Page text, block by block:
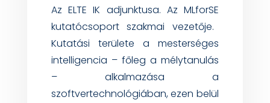
Az ELTE IK adjunktusa. AzMLforSE
kutatócsoport szakmai vezetője.
Kutatási területe a mesterséges
intelligencia – főleg a mélytanulás
– alkalmazása a
szoftvertechnológiában, ezen belül